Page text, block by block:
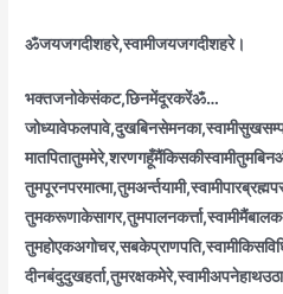
ॐजयजगदीशहरे,स्वामीजयजगदीशहरे।
भक्तजनोकेसंकट,छिनमेंदूरकरेंॐ…